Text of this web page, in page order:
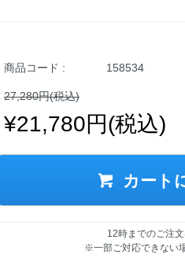
商品コード : 158534
27,280円(税込)
¥21,780円(税込)
カート
12時までのご注
※一部ご対応できない